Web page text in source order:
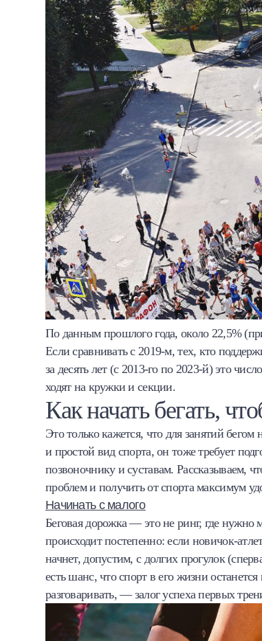
По данным прошлого года, около 22,5%
Если сравнивать с 2019-м, тех, кто
за десять лет (с 2013-го по 2023-й) это
ходят на кружки и секции.
Как начать бегать,
Это только кажется, что для занятий
и простой вид спорта, он тоже требует
позвоночнику и суставам. Рассказываем,
проблем и получить от спорта максимум
Начинать с малого
Беговая дорожка — это не ринг, где нужно
происходит постепенно: если новичок-
начнет, допустим, с долгих прогулок
есть шанс, что спорт в его жизни
разговаривать, — залог успеха первых